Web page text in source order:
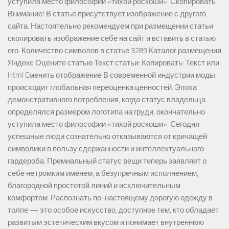
Внимание! В статье присутствует изображение с другого
сайта. Настоятельно рекомендуем при размещении статьи
скопировать изображение себе на сайт и вставить в статью
его. Количество символов в статье 3289 Каталог размещения
Яндекс Оцените статью Текст статьи: Копировать: Текст или
Html Cменить отображение В современной индустрии моды
происходит глобальная переоценка ценностей. Эпоха
демонстративного потребления, когда статус владельца
определялся размером логотипа на груди, окончательно
уступила место философии «тихой роскоши». Сегодня
успешные люди сознательно отказываются от кричащей
символики в пользу сдержанности и интеллектуального
гардероба. Премиальный статус вещи теперь заявляет о
себе не громким именем, а безупречным исполнением,
благородной простотой линий и исключительным
комфортом. Распознать по-настоящему дорогую одежду в
толпе — это особое искусство, доступное тем, кто обладает
развитым эстетическим вкусом и понимает внутреннюю